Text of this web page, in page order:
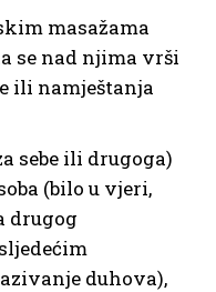
masažama
se nad njima vrši
ili namještanja
sebe ili drugoga)
(bilo u vjeri,
drugog
duhova),